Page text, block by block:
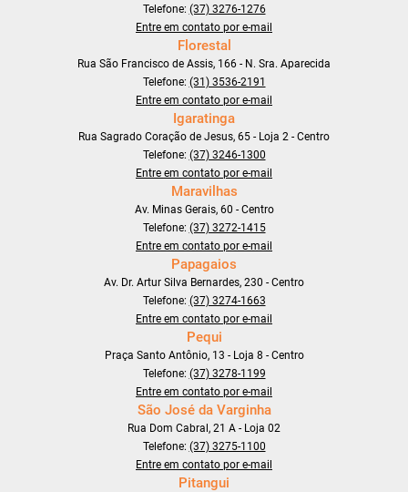
Telefone: (37) 3276-1276
Entre em contato por e-mail
Florestal
Rua São Francisco de Assis, 166 - N. Sra. Aparecida
Telefone: (31) 3536-2191
Entre em contato por e-mail
Igaratinga
Rua Sagrado Coração de Jesus, 65 - Loja 2 - Centro
Telefone: (37) 3246-1300
Entre em contato por e-mail
Maravilhas
Av. Minas Gerais, 60 - Centro
Telefone: (37) 3272-1415
Entre em contato por e-mail
Papagaios
Av. Dr. Artur Silva Bernardes, 230 - Centro
Telefone: (37) 3274-1663
Entre em contato por e-mail
Pequi
Praça Santo Antônio, 13 - Loja 8 - Centro
Telefone: (37) 3278-1199
Entre em contato por e-mail
São José da Varginha
Rua Dom Cabral, 21 A - Loja 02
Telefone: (37) 3275-1100
Entre em contato por e-mail
Pitangui